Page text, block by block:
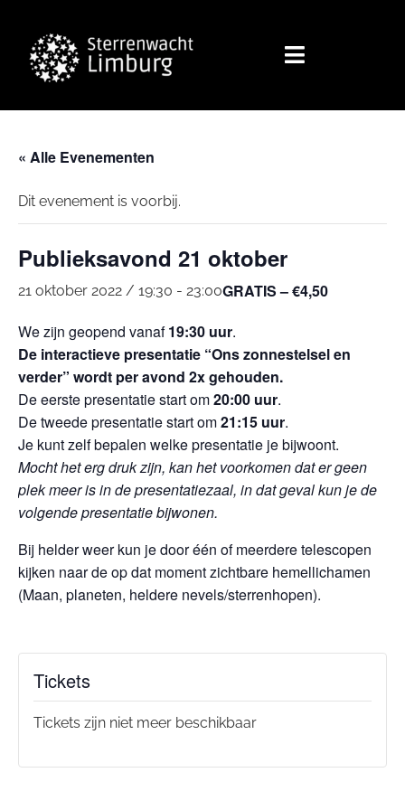
« Alle Evenementen
Dit evenement is voorbij.
Publieksavond 21 oktober
21 oktober 2022 / 19:30 - 23:00GRATIS – €4,50
We zijn geopend vanaf19:30 uur.
De interactieve presentatie “Ons zonnestelsel en
verder” wordt per avond 2x gehouden.
De eerste presentatie start om20:00 uur.
De tweede presentatie start om21:15 uur.
Je kunt zelf bepalen welke presentatie je bijwoont.
Mocht het erg druk zijn, kan het voorkomen dat er geen
plek meer is in de presentatiezaal, in dat geval kun je de
volgende presentatie bijwonen.
Bij helder weer kun je door één of meerdere telescopen
kijken naar de op dat moment zichtbare hemellichamen
(Maan, planeten, heldere nevels/sterrenhopen).
Tickets
Tickets zijn niet meer beschikbaar